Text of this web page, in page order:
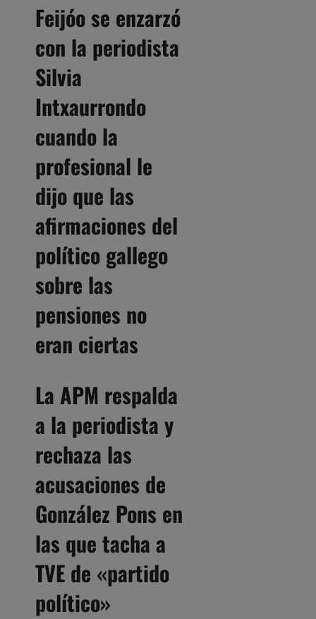
Feijóo se enzarzó
con la periodista
Silvia
Intxaurrondo
cuando la
profesional le
dijo que las
afirmaciones del
político gallego
sobre las
pensiones no
eran ciertas
La APM respalda
a la periodista y
rechaza las
acusaciones de
González Pons en
las que tacha a
TVE de «partido
político»